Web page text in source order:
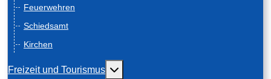
Feuerwehren
Schiedsamt
Kirchen
Freizeit und Tourismus Weitere Informationen: Freizeit und